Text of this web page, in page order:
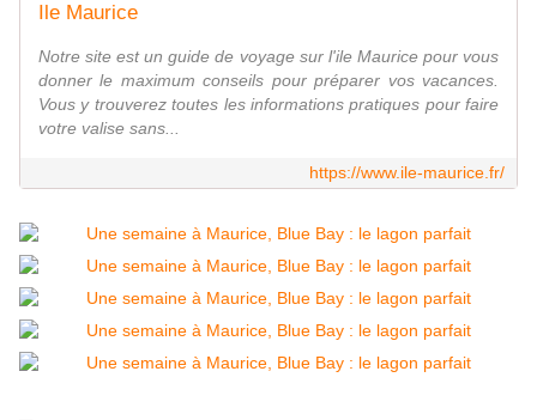
Ile Maurice
Notre site est un guide de voyage sur l'ile Maurice pour vous
donner le maximum conseils pour préparer vos vacances.
Vous y trouverez toutes les informations pratiques pour faire
votre valise sans...
https://www.ile-maurice.fr/